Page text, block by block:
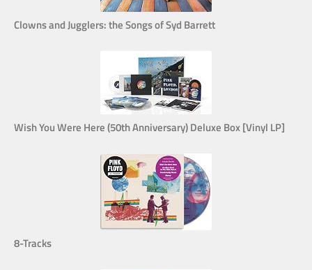
Clowns and Jugglers: the Songs of Syd Barrett
Wish You Were Here (50th Anniversary) Deluxe Box [Vinyl LP]
8-Tracks